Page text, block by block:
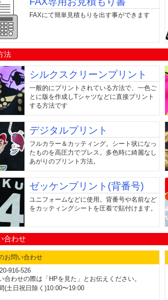
FAXにて簡単見積もりを出す事ができます
法
シルクスクリーンプリント
一般的にプリントされている方法で、一色ご
とに版を作成しTシャツなどに直接プリント
する方法です
デジタルプリント
フルカラー＆カッティング。シート状になっ
たものを高圧力でプレス。多色時に綺麗なし
あがりのプリント方法。
ゼッケンプリント(背番号)
ユニフォームなどに使用。背番号や名前など
をカッティングシートを圧着で貼付けます。
合わせ
お問い合わせ
916-526
わせの際は「HPを見た」とお伝えください。
(土日祝日除く)10:00〜19:00